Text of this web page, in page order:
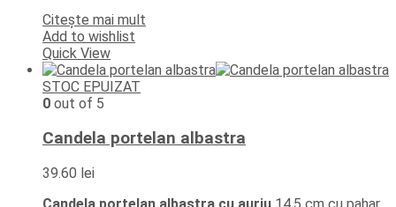
Citește mai mult
Add to wishlist
Quick View
STOC EPUIZAT
0 out of 5
Candela portelan albastra
39.60 lei
Candela portelan albastra cu auriu 14,5 cm cu pahar